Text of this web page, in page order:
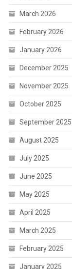
March 2026
February 2026
January 2026
December 2025
November 2025
October 2025
September 2025
August 2025
July 2025
June 2025
May 2025
April 2025
March 2025
February 2025
January 2025